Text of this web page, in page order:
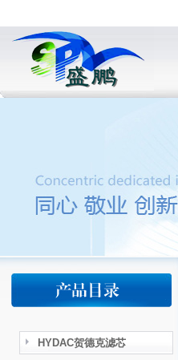
HYDAC贺德克滤芯